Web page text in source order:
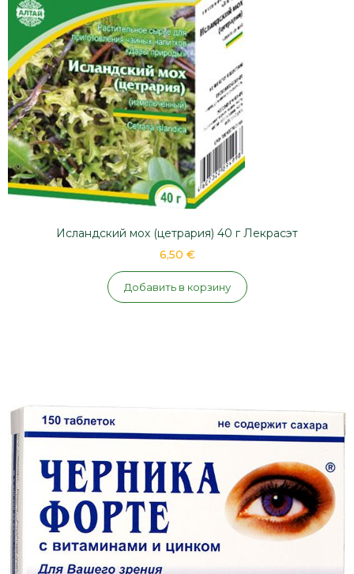
Исландский мох (цетрария) 40 г Лекрасэт
6,50 €
Добавить в корзину